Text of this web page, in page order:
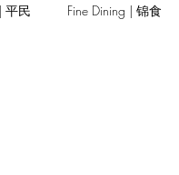
平民 Fine Dining | 锦食